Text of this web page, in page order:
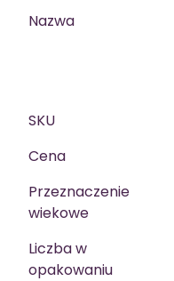
Nazwa
SKU
Cena
Przeznaczenie
wiekowe
Liczba w
opakowaniu